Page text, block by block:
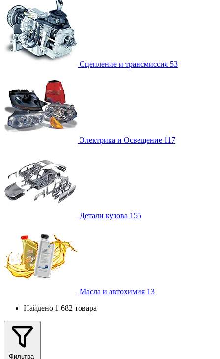
Сцепление и трансмиссия 53
Электрика и Освещение 117
Детали кузова 155
Масла и автохимия 13
Найдено 1 682 товара
Фильтра